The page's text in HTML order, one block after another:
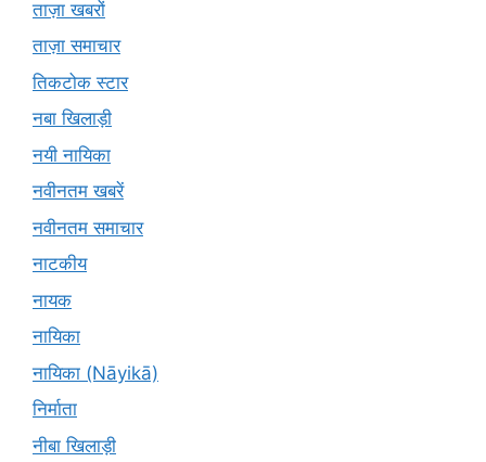
ताज़ा खबरों
ताज़ा समाचार
तिकटोक स्टार
नबा खिलाड़ी
नयी नायिका
नवीनतम खबरें
नवीनतम समाचार
नाटकीय
नायक
नायिका
नायिका (Nāyikā)
निर्माता
नीबा खिलाड़ी